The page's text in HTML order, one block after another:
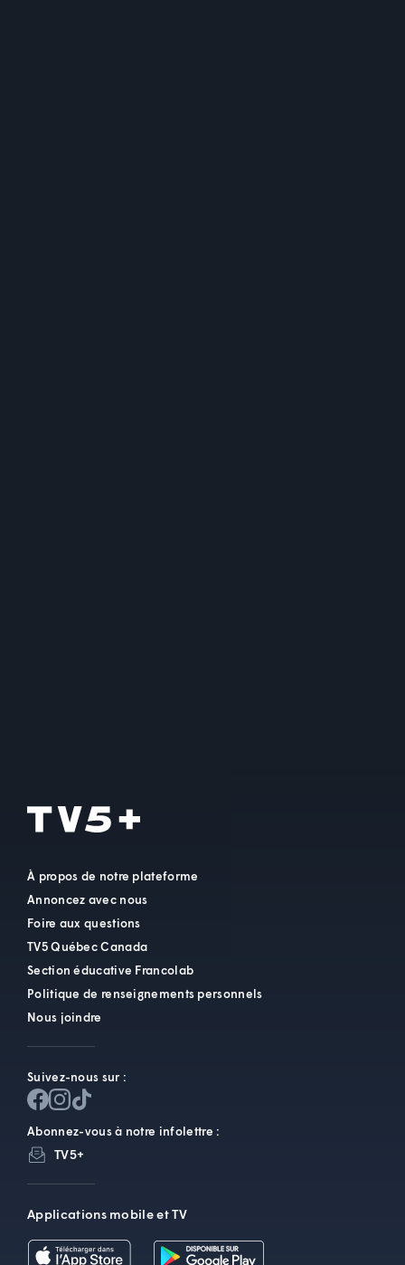
À propos de notre plateforme
Annoncez avec nous
Foire aux questions
TV5 Québec Canada
Section éducative Francolab
Politique de renseignements personnels
Nous joindre
Suivez-nous sur :
Abonnez-vous à notre infolettre :
TV5+
Applications mobile et TV